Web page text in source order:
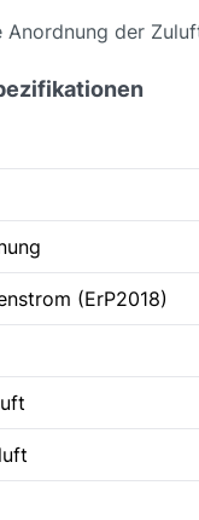
Anordnung der
(ErP2018)